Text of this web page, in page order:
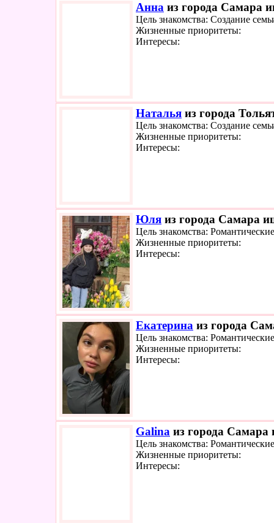
Анна из города Самара
Цель знакомства: Создание
Жизненные приоритеты:
Интересы:
Наталья из города
Цель знакомства: Создание
Жизненные приоритеты:
Интересы:
Юля из города Самара
Цель знакомства:
Жизненные приоритеты:
Интересы:
Екатерина из города
Цель знакомства:
Жизненные приоритеты:
Интересы:
Galina из города Самара
Цель знакомства:
Жизненные приоритеты:
Интересы: